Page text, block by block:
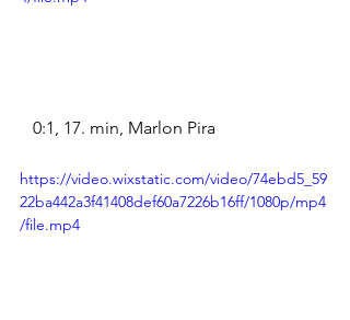
   0:1, 17. min, Marlon Pira
https://video.wixstatic.com/video/74ebd5_59
22ba442a3f41408def60a7226b16ff/1080p/mp4
/file.mp4